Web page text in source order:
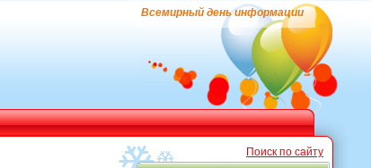
Всемирный день информации
Поиск по сайту